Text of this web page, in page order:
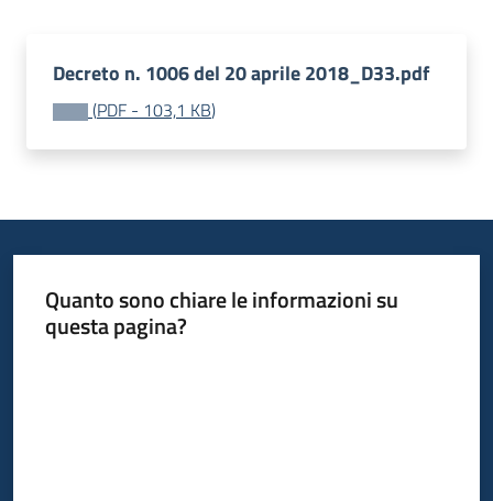
Decreto n. 1006 del 20 aprile 2018_D33.pdf
(PDF - 103,1 KB)
Quanto sono chiare le informazioni su
questa pagina?